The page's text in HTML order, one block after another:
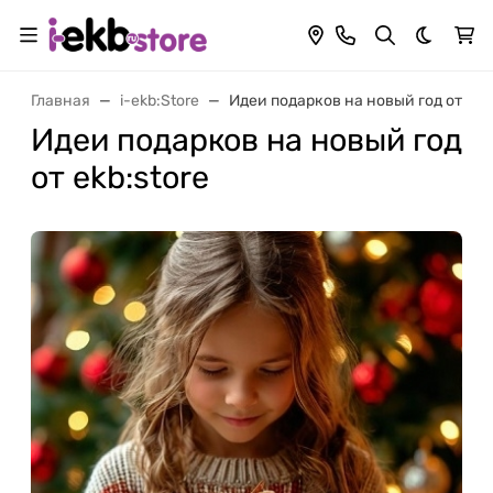
Темная
Главная i-ekb:Store Идеи подарков на новый год от
Идеи подарков на новый год
от ekb:store